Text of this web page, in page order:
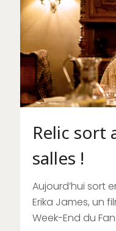
Relic sort
salles !
Aujourd’hui sort
Erika James, un
Week-End du